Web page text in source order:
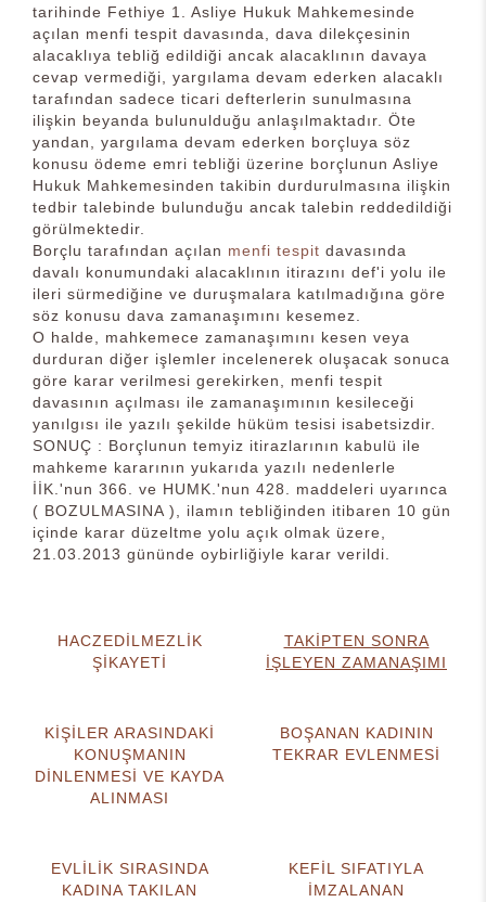
tarihinde Fethiye 1. Asliye Hukuk Mahkemesinde
açılan menfi tespit davasında, dava dilekçesinin
alacaklıya tebliğ edildiği ancak alacaklının davaya
cevap vermediği, yargılama devam ederken alacaklı
tarafından sadece ticari defterlerin sunulmasına
ilişkin beyanda bulunulduğu anlaşılmaktadır. Öte
yandan, yargılama devam ederken borçluya söz
konusu ödeme emri tebliği üzerine borçlunun Asliye
Hukuk Mahkemesinden takibin durdurulmasına ilişkin
tedbir talebinde bulunduğu ancak talebin reddedildiği
görülmektedir.
Borçlu tarafından açılan menfi tespit davasında
davalı konumundaki alacaklının itirazını def'i yolu ile
ileri sürmediğine ve duruşmalara katılmadığına göre
söz konusu dava zamanaşımını kesemez.
O halde, mahkemece zamanaşımını kesen veya
durduran diğer işlemler incelenerek oluşacak sonuca
göre karar verilmesi gerekirken, menfi tespit
davasının açılması ile zamanaşımının kesileceği
yanılgısı ile yazılı şekilde hüküm tesisi isabetsizdir.
SONUÇ : Borçlunun temyiz itirazlarının kabulü ile
mahkeme kararının yukarıda yazılı nedenlerle
İİK.'nun 366. ve HUMK.'nun 428. maddeleri uyarınca
( BOZULMASINA ), ilamın tebliğinden itibaren 10 gün
içinde karar düzeltme yolu açık olmak üzere,
21.03.2013 gününde oybirliğiyle karar verildi.
HACZEDİLMEZLİK
ŞİKAYETİ
TAKİPTEN SONRA
İŞLEYEN ZAMANAŞIMI
KİŞİLER ARASINDAKİ
KONUŞMANIN
DİNLENMESİ VE KAYDA
ALINMASI
BOŞANAN KADININ
TEKRAR EVLENMESİ
EVLİLİK SIRASINDA
KADINA TAKILAN
KEFİL SIFATIYLA
İMZALANAN